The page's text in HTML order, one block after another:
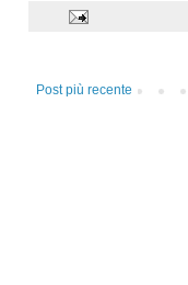
Post più recente